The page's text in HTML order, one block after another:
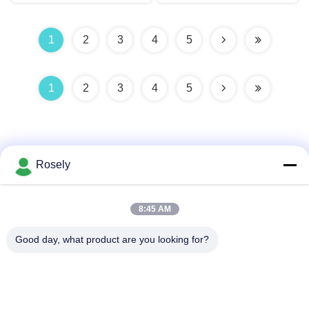
1 2 3 4 5
1 2 3 4 5
Διεύθυνση
Rosely
8:45 AM
Good day, what product are you looking for?